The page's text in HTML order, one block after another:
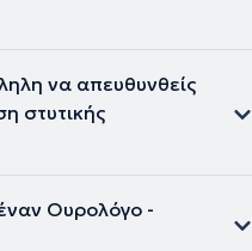
να απευθυνθείς
στυτικής
Ουρολόγο -